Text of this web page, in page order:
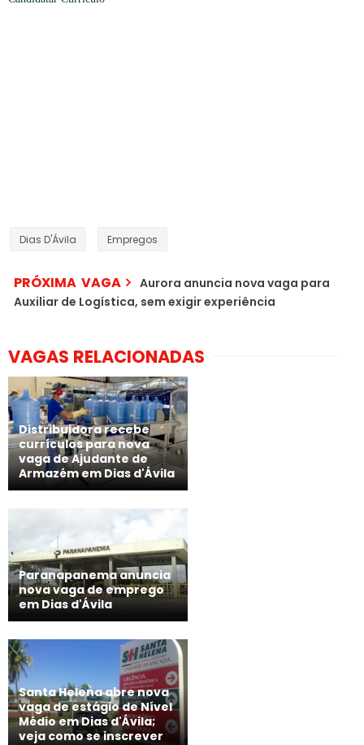
Dias D'Ávila Empregos
PRÓXIMA VAGA
Aurora anuncia nova vaga para
Auxiliar de Logística, sem exigir experiência
VAGAS RELACIONADAS
Distribuidora recebe
currículos para nova
vaga de Ajudante de
Armazém em Dias d'Ávila
Paranapanema anuncia
nova vaga de emprego
em Dias d'Ávila
Santa Helena abre nova
vaga de estágio de Nível
Médio em Dias d'Ávila;
veja como se inscrever